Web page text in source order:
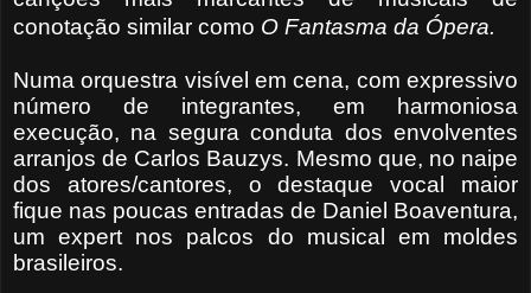
conotação similar como O Fantasma da Ópera.
Numa orquestra visível em cena, com expressivo
número de integrantes, em harmoniosa
execução, na segura conduta dos envolventes
arranjos de Carlos Bauzys. Mesmo que, no naipe
dos atores/cantores, o destaque vocal maior
fique nas poucas entradas de Daniel Boaventura,
um expert nos palcos do musical em moldes
brasileiros.